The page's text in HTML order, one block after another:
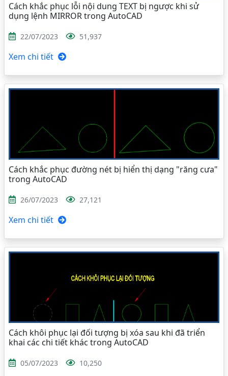
Cách khắc phục lỗi nội dung TEXT bị ngược khi sử
dụng lệnh MIRROR trong AutoCAD
22/07/2023 51,937
Xem chi tiết
Cách khắc phục đường nét bị hiển thị dạng "răng cưa"
trong AutoCAD
26/07/2023 27,121
Xem chi tiết
Cách khôi phục lại đối tượng bị xóa sau khi đã triển
khai các chi tiết khác trong AutoCAD
05/07/2023 10,250